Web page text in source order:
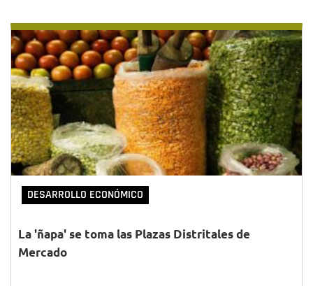
DESARROLLO ECONÓMICO
La 'ñapa' se toma las Plazas Distritales de
Mercado